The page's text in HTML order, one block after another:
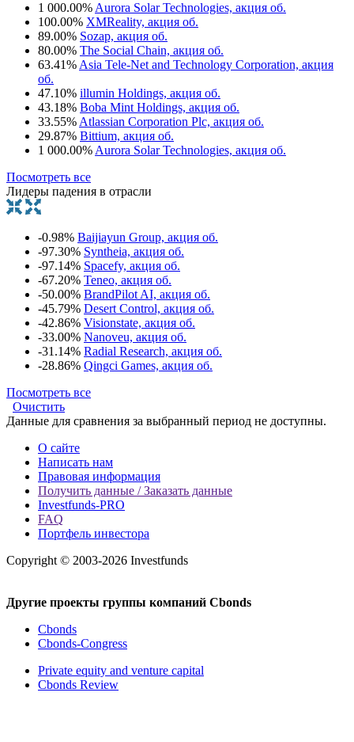
1 000.00% Aurora Solar Technologies, акция об.
100.00% XMReality, акция об.
89.00% Sozap, акция об.
80.00% The Social Chain, акция об.
63.41% Asia Tele-Net and Technology Corporation, акция
об.
47.10% illumin Holdings, акция об.
43.18% Boba Mint Holdings, акция об.
33.55% Atlassian Corporation Plc, акция об.
29.87% Bittium, акция об.
1 000.00% Aurora Solar Technologies, акция об.
Посмотреть все
Лидеры падения в отрасли
-0.98% Baijiayun Group, акция об.
-97.30% Syntheia, акция об.
-97.14% Spacefy, акция об.
-67.20% Teneo, акция об.
-50.00% BrandPilot AI, акция об.
-45.79% Desert Control, акция об.
-42.86% Visionstate, акция об.
-33.00% Nanoveu, акция об.
-31.14% Radial Research, акция об.
-28.86% Qingci Games, акция об.
Посмотреть все
Очистить
Данные для сравнения за выбранный период не доступны.
О сайте
Написать нам
Правовая информация
Получить данные / Заказать данные
Investfunds-PRO
FAQ
Портфель инвестора
Copyright © 2003-2026 Investfunds
Другие проекты группы компаний Cbonds
Cbonds
Cbonds-Congress
Private equity and venture capital
Cbonds Review